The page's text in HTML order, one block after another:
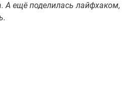
А ещё поделилась лайфхаком,